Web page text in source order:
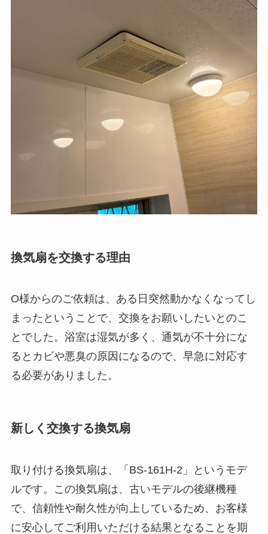
換気扇を交換する理由
O様からのご依頼は、ある日突然動かなくなってし
まったということで、交換をお願いしたいとのこ
とでした。浴室は湿気が多く、通気が不十分にな
るとカビや悪臭の原因になるので、早急に対応す
る必要がありました。
新しく交換する換気扇
取り付ける換気扇は、「BS-161H-2」というモデ
ルです。この換気扇は、古いモデルの後継機種
で、信頼性や耐久性が向上しているため、お客様
に安心してご利用いただける結果となることを期